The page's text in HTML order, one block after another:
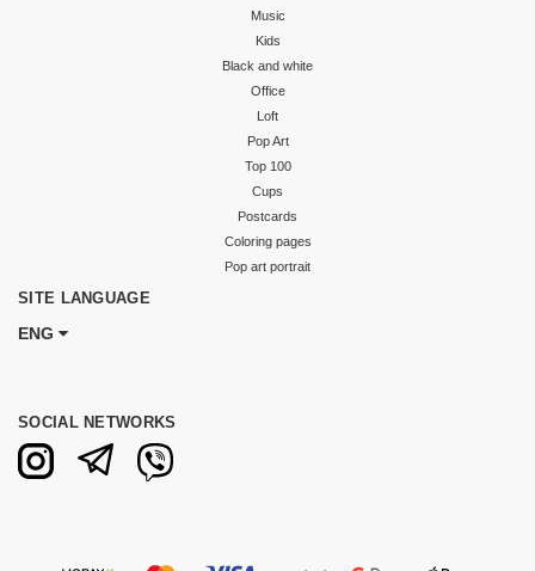
Music
Kids
Black and white
Office
Loft
Pop Art
Top 100
Cups
Postcards
Coloring pages
Pop art portrait
SITE LANGUAGE
ENG
SOCIAL NETWORKS